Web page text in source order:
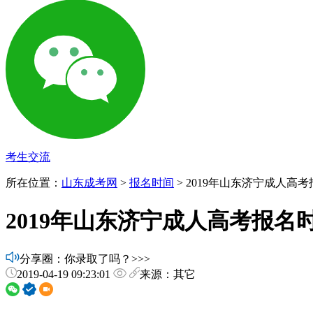
考生交流
所在位置： 山东成考网 > 报名时间 > 2019年山东济宁成人高考
2019年山东济宁成人高考报名
分享圈：你录取了吗？>>>
2019-04-19 09:23:01
来源：其它